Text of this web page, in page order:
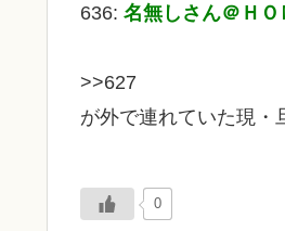
636: 名無しさん＠Ｈ
>>627
が外で連れていた現・
0